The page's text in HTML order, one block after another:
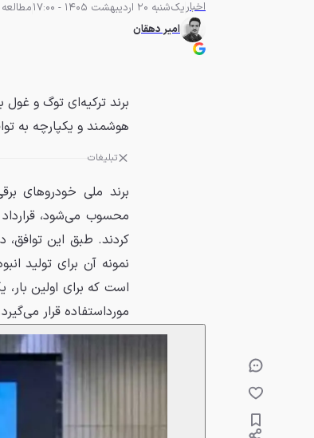
اخباریک‌شنبه 20 اردیبهشت 1405 - 17:00
مطالعه 2 دقیقه
امیر دهقان
هوشمند و یکپارچه به
تبلیغات
محسوب می‌شود،
است که برای اولین
مورداستفاده قرار